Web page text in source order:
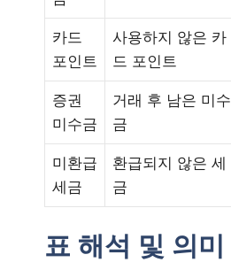
카드
포인트
사용하지 않은 카
드 포인트
증권
미수금
거래 후 남은 미수
금
미환급
세금
환급되지 않은 세
금
표 해석 및 의미